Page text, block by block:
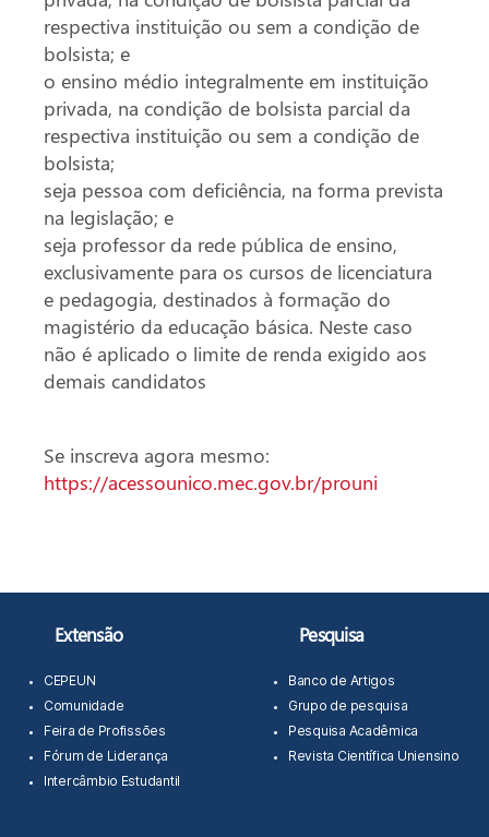
respectiva instituição ou sem a condição de
bolsista; e
o ensino médio integralmente em instituição
privada, na condição de bolsista parcial da
respectiva instituição ou sem a condição de
bolsista;
seja pessoa com deficiência, na forma prevista
na legislação; e
seja professor da rede pública de ensino,
exclusivamente para os cursos de licenciatura
e pedagogia, destinados à formação do
magistério da educação básica. Neste caso
não é aplicado o limite de renda exigido aos
demais candidatos
Se inscreva agora mesmo:
https://acessounico.mec.gov.br/prouni
Extensão
CEPEUN
Comunidade
Feira de Profissões
Fórum de Liderança
Intercâmbio Estudantil
Pesquisa
Banco de Artigos
Grupo de pesquisa
Pesquisa Acadêmica
Revista Científica Uniensino